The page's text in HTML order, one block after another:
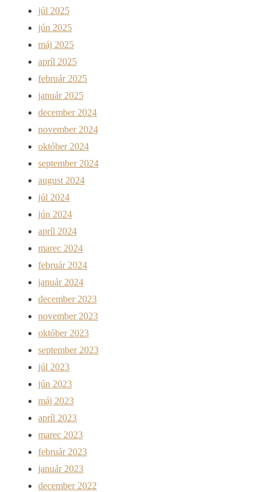
júl 2025
jún 2025
máj 2025
apríl 2025
február 2025
január 2025
december 2024
november 2024
október 2024
september 2024
august 2024
júl 2024
jún 2024
apríl 2024
marec 2024
február 2024
január 2024
december 2023
november 2023
október 2023
september 2023
júl 2023
jún 2023
máj 2023
apríl 2023
marec 2023
február 2023
január 2023
december 2022